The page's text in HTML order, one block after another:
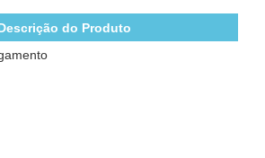
do Produto